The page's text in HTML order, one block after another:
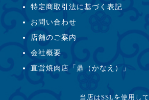
特定商取引法に基づく表記
お問い合わせ
店舗のご案内
会社概要
直営焼肉店「鼎（かなえ）」
当店はSSLを使用して